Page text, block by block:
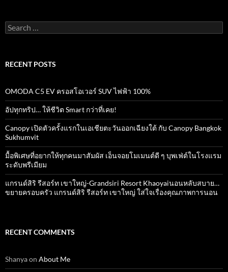
Search
for:
RECENT POSTS
OMODA C5 EV ครอสโอเวอร์ SUV ไฟฟ้า 100%
อัปทุกทริป… ให้ชีวิต Smart กว่าที่เคย!
Canopy เปิดตัวครั้งแรกในเอเชียตะวันออกเฉียงใต้ กับ Canopy Bangkok
Sukhumvit
มื้อพิเศษที่อยากให้ทุกคนมาสัมผัส เอ็นจอยโมเมนต์ดี ๆ บุพเฟ่ต์ในโรงแรม
ระดับพรีเมียม
แกรนด์สิริ​ รีสอร์ท​ เขาใหญ่​-Grandsiri​ Resort​ Khaoyaiนอนหลับสบาย…
ขยายครอบครัว แกรนด์สิริ รีสอร์ท เขาใหญ่ ใส่ใจเรื่องคุณภาพการนอน
RECENT COMMENTS
Shanyaon About Me